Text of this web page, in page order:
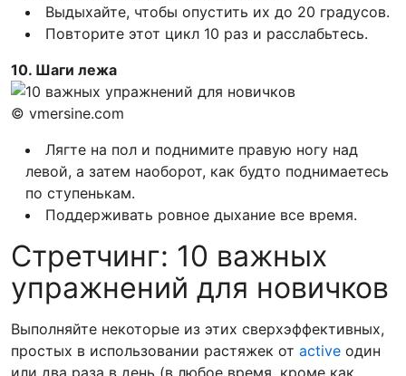
Выдыхайте, чтобы опустить их до 20 градусов.
Повторите этот цикл 10 раз и расслабьтесь.
10. Шаги лежа
© vmersine.com
Лягте на пол и поднимите правую ногу над
левой, а затем наоборот, как будто поднимаетесь
по ступенькам.
Поддерживать ровное дыхание все время.
Стретчинг: 10 важных
упражнений для новичков
Выполняйте некоторые из этих сверхэффективных,
простых в использовании растяжек от active один
или два раза в день (в любое время, кроме как